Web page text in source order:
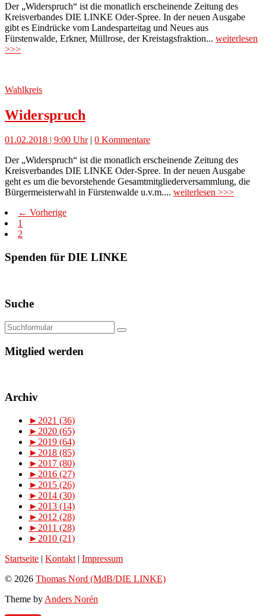
Der „Widerspruch“ ist die monatlich erscheinende Zeitung des
Kreisverbandes DIE LINKE Oder-Spree. In der neuen Ausgabe
gibt es Eindrücke vom Landesparteitag und Neues aus
Fürstenwalde, Erkner, Müllrose, der Kreistagsfraktion... weiterlesen
>>>
Wahlkreis
Widerspruch
01.02.2018 | 9:00 Uhr| 0 Kommentare
Der „Widerspruch“ ist die monatlich erscheinende Zeitung des
Kreisverbandes DIE LINKE Oder-Spree. In der neuen Ausgabe
geht es um die bevorstehende Gesamtmitgliederversammlung, die
Bürgermeisterwahl in Fürstenwalde u.v.m.... weiterlesen >>>
← Vorherige
1
2
Spenden für DIE LINKE
Suche
Mitglied werden
Archiv
► 2021 (36)
► 2020 (65)
► 2019 (64)
► 2018 (85)
► 2017 (80)
► 2016 (27)
► 2015 (26)
► 2014 (30)
► 2013 (14)
► 2012 (28)
► 2011 (28)
► 2010 (21)
Startseite | Kontakt | Impressum
© 2026 Thomas Nord (MdB/DIE LINKE)
Theme by Anders Norén